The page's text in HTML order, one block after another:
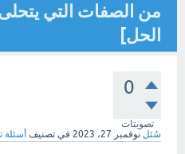
من الصفات التي
الحل]
0
تصويتات
سُئل نوفمبر 27، 2023 في تصنيف أسئلة